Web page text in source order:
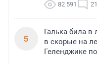
82 591
5
Галька била в
в скорые на
Геленджике